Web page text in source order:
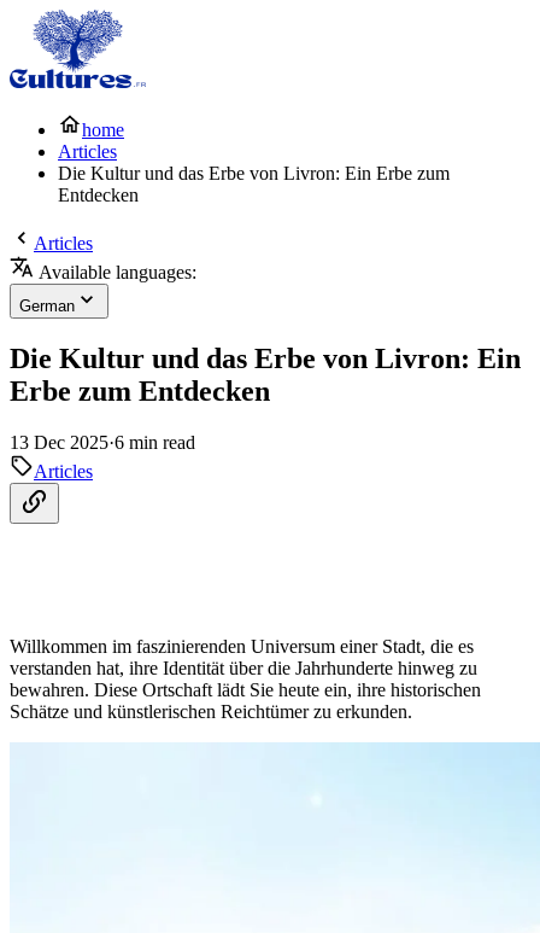
home
Articles
Die Kultur und das Erbe von Livron: Ein Erbe zum
Entdecken
Articles
Available languages:
German
Die Kultur und das Erbe von Livron: Ein
Erbe zum Entdecken
13 Dec 2025·6 min read
Articles
Willkommen im faszinierenden Universum einer Stadt, die es
verstanden hat, ihre Identität über die Jahrhunderte hinweg zu
bewahren. Diese Ortschaft lädt Sie heute ein, ihre historischen
Schätze und künstlerischen Reichtümer zu erkunden.